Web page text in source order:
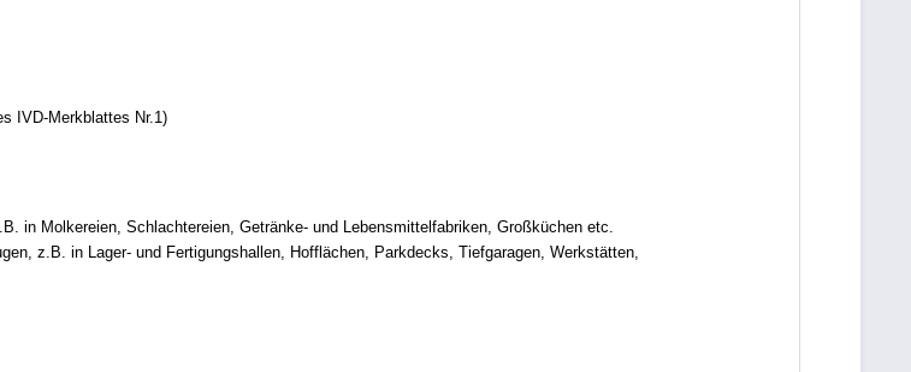
IVD-Merkblattes Nr.1)
in Molkereien, Schlachtereien, Getränke- und Lebensmittelfabriken, Großküchen etc.
z.B. in Lager- und Fertigungshallen, Hofflächen, Parkdecks, Tiefgaragen, Werkstätten,